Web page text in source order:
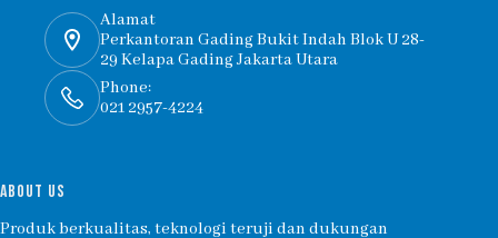
Alamat
Perkantoran Gading Bukit Indah Blok U 28-
29 Kelapa Gading Jakarta Utara
Phone:
021 2957-4224
ABOUT US
Produk berkualitas, teknologi teruji dan dukungan